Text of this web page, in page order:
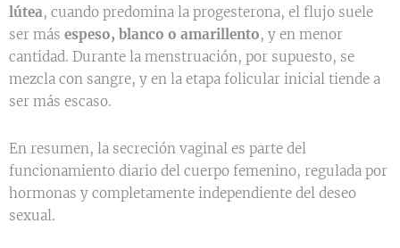
lútea, cuando predomina la progesterona, el flujo suele
ser más espeso, blanco o amarillento, y en menor
cantidad. Durante la menstruación, por supuesto, se
mezcla con sangre, y en la etapa folicular inicial tiende a
ser más escaso.
En resumen, la secreción vaginal es parte del
funcionamiento diario del cuerpo femenino, regulada por
hormonas y completamente independiente del deseo
sexual.